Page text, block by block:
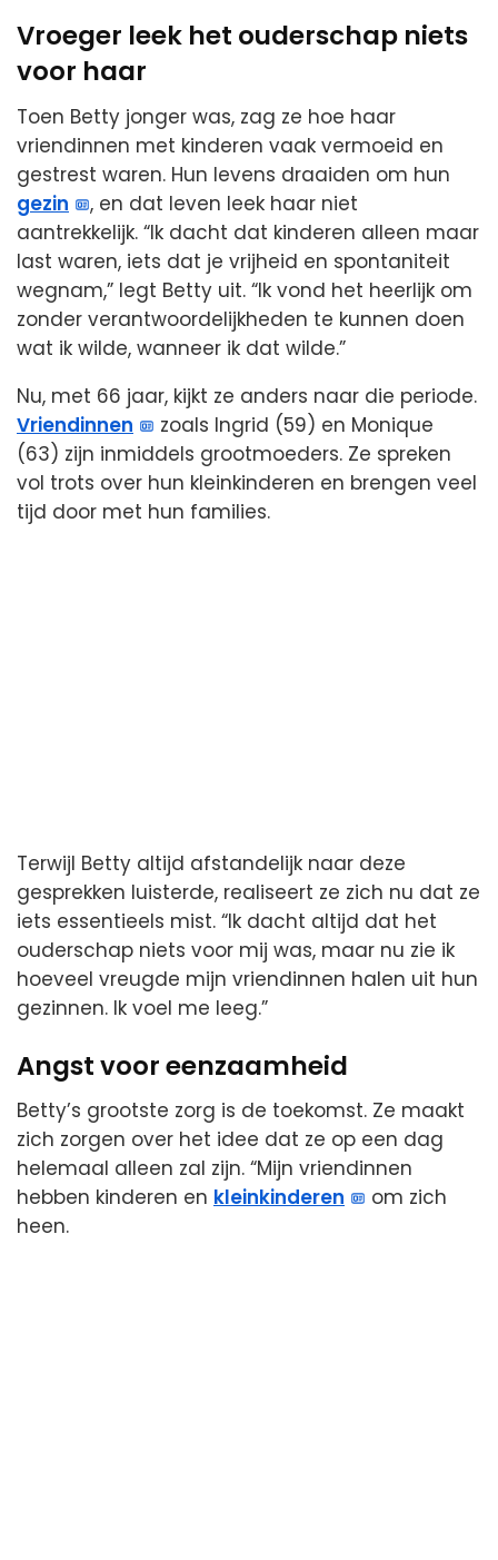
Vroeger leek het ouderschap niets
voor haar
Toen Betty jonger was, zag ze hoe haar
vriendinnen met kinderen vaak vermoeid en
gestrest waren. Hun levens draaiden om hun
gezin
, en dat leven leek haar niet
aantrekkelijk. “Ik dacht dat kinderen alleen maar
last waren, iets dat je vrijheid en spontaniteit
wegnam,” legt Betty uit. “Ik vond het heerlijk om
zonder verantwoordelijkheden te kunnen doen
wat ik wilde, wanneer ik dat wilde.”
Nu, met 66 jaar, kijkt ze anders naar die periode.
Vriendinnen
zoals Ingrid (59) en Monique
(63) zijn inmiddels grootmoeders. Ze spreken
vol trots over hun kleinkinderen en brengen veel
tijd door met hun families.
Terwijl Betty altijd afstandelijk naar deze
gesprekken luisterde, realiseert ze zich nu dat ze
iets essentieels mist. “Ik dacht altijd dat het
ouderschap niets voor mij was, maar nu zie ik
hoeveel vreugde mijn vriendinnen halen uit hun
gezinnen. Ik voel me leeg.”
Angst voor eenzaamheid
Betty’s grootste zorg is de toekomst. Ze maakt
zich zorgen over het idee dat ze op een dag
helemaal alleen zal zijn. “Mijn vriendinnen
hebben kinderen en kleinkinderen
om zich
heen.